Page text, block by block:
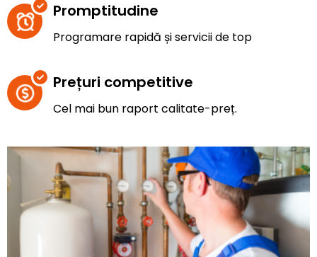
Promptitudine
Programare rapidă și servicii de top
Prețuri competitive
Cel mai bun raport calitate-preț.